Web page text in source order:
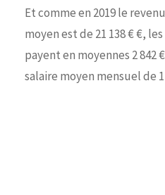
Et comme en 2019 le
moyen est de 21 138 € €,
payent en moyennes 2 842
salaire moyen mensuel de 1